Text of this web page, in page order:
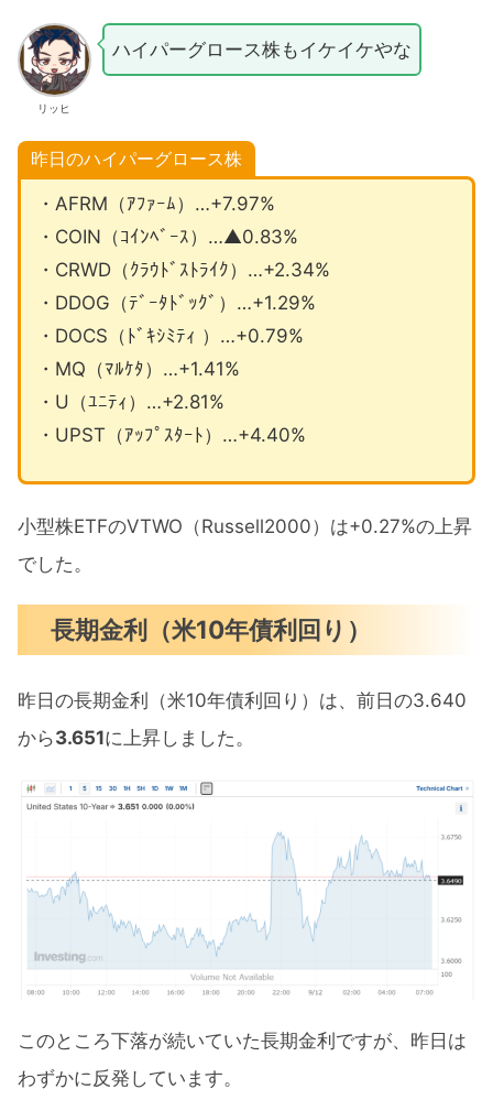
リッヒ
ハイパーグロース株もイケイケやな
昨日のハイパーグロース株
・AFRM（ｱﾌｧｰﾑ）…+7.97%
・COIN（ｺｲﾝﾍﾞｰｽ）…▲0.83%
・CRWD（ｸﾗｳﾄﾞｽﾄﾗｲｸ）…+2.34%
・DDOG（ﾃﾞｰﾀﾄﾞｯｸﾞ）…+1.29%
・DOCS（ﾄﾞｷｼﾐﾃｨ ）…+0.79%
・MQ（ﾏﾙｹﾀ）…+1.41%
・U（ﾕﾆﾃｨ）…+2.81%
・UPST（ｱｯﾌﾟｽﾀｰﾄ）…+4.40%
小型株ETFのVTWO（Russell2000）は+0.27%の上昇
でした。
長期金利（米10年債利回り）
昨日の長期金利（米10年債利回り）は、前日の3.640
から3.651に上昇しました。
このところ下落が続いていた長期金利ですが、昨日は
わずかに反発しています。